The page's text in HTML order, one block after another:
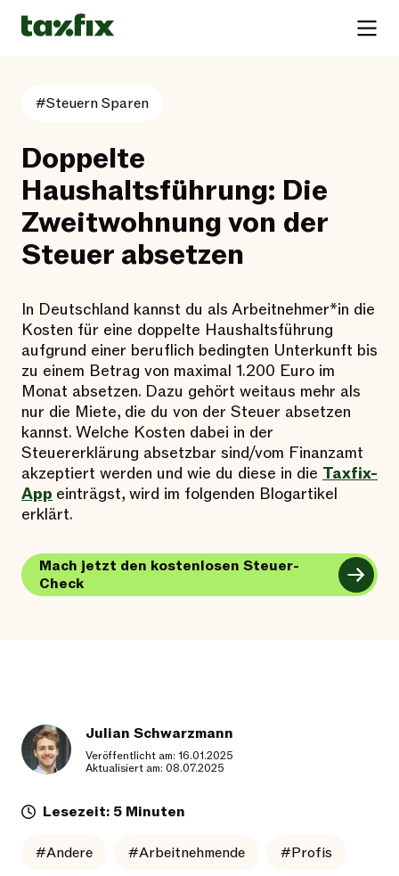
#Steuern Sparen
Doppelte
Haushaltsführung: Die
Zweitwohnung von der
Steuer absetzen
In Deutschland kannst du als Arbeitnehmer*in die
Kosten für eine doppelte Haushaltsführung
aufgrund einer beruflich bedingten Unterkunft bis
zu einem Betrag von maximal 1.200 Euro im
Monat absetzen. Dazu gehört weitaus mehr als
nur die Miete, die du von der Steuer absetzen
kannst. Welche Kosten dabei in der
Steuererklärung absetzbar sind/vom Finanzamt
akzeptiert werden und wie du diese in die Taxfix-
App einträgst, wird im folgenden Blogartikel
erklärt.
Mach jetzt den kostenlosen Steuer-
Check
Julian Schwarzmann
Veröffentlicht am: 16.01.2025
Aktualisiert am: 08.07.2025
Lesezeit: 5 Minuten
#Andere #Arbeitnehmende #Profis